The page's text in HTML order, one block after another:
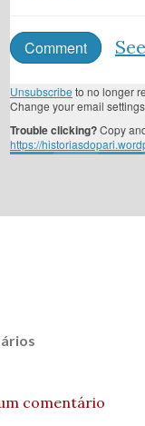
Comment
Unsubscribe to no longer
Change your email
Trouble clicking?Copy
https://
comentário